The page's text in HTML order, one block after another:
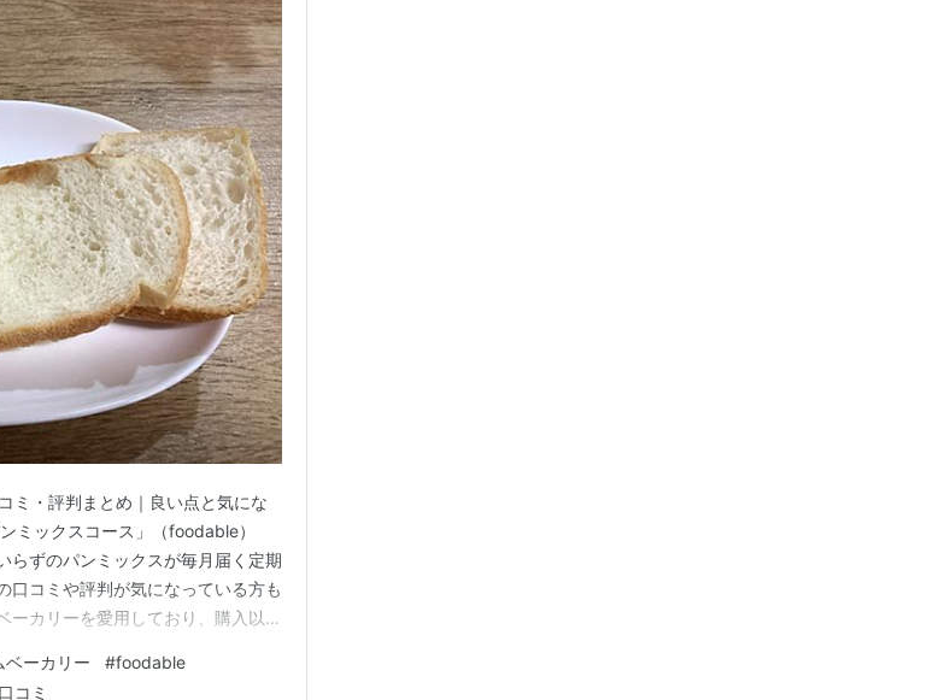
ミ・評判まとめ｜良い点と気にな
ミックスコース」（foodable）
らずのパンミックスが毎月届く定期
口コミや評判が気になっている方も
ーカリーを愛用しており、購入以降
体験してほしい商品です。 この
ベーカリー #foodable
コミ